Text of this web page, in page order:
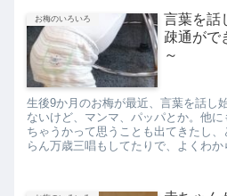
お梅のいろいろ
言葉を話
疎通がで
～
生後9か月のお梅が最近、言葉を話し
ないけど、マンマ、パッパとか。他
ちゃうかって思うことも出てきたし
らん万歳三唱もしてたりで、よくわか